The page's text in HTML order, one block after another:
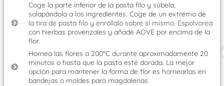
Coge la parte inferior de la pasta filo y súbela,
solapándola a los ingredientes. Coge de un extremo de
la tira de pasta filo y enróllalo sobre sí mismo. Espolvorea
con hierbas provenzales y añade AOVE por encima de la
flor.
Hornea las flores a 200ºC durante aproximadamente 20
minutos o hasta que la pasta esté dorada. La mejor
opción para mantener la forma de flor es hornearlas en
bandejas o moldes para magdalenas.